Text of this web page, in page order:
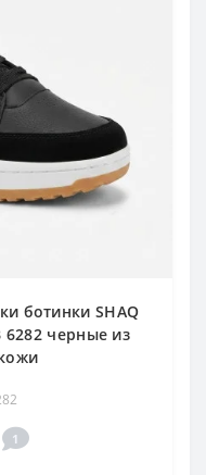
ботинки SHAQ
6282 черные из
1